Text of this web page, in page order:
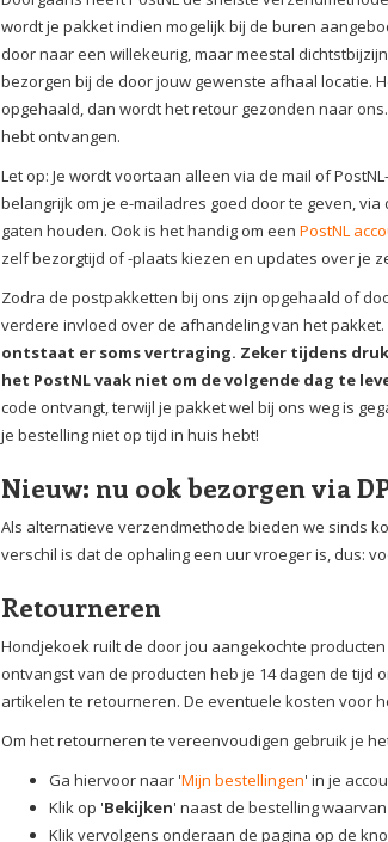
wordt je pakket indien mogelijk bij de buren
door naar een willekeurig, maar meestal
bezorgen bij de door jouw gewenste afhaal locatie.
opgehaald, dan wordt het retour gezonden naar
hebt ontvangen.
Let op: Je wordt voortaan alleen via de mail of
belangrijk om je e-mailadres goed door te geven,
gaten houden. Ook is het handig om een PostNL
zelf bezorgtijd of -plaats kiezen en updates over je
Zodra de postpakketten bij ons zijn opgehaald of
verdere invloed over de afhandeling van het pakket.
ontstaat er soms vertraging. Zeker tijdens
het PostNL vaak niet om de volgende dag te
code ontvangt, terwijl je pakket wel bij ons weg is
je bestelling niet op tijd in huis hebt!
Nieuw: nu ook bezorgen via
Als alternatieve verzendmethode bieden we sinds
verschil is dat de ophaling een uur vroeger is, dus:
Retourneren
Hondjekoek ruilt de door jou aangekochte
ontvangst van de producten heb je 14 dagen de
artikelen te retourneren. De eventuele kosten voor
Om het retourneren te vereenvoudigen gebruik je
Ga hiervoor naar 'Mijn bestellingen' in je
Klik op 'Bekijken' naast de bestelling
Klik vervolgens onderaan de pagina op de